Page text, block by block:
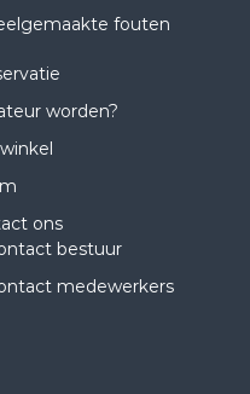
fouten
worden?
ons
bestuur
medewerkers